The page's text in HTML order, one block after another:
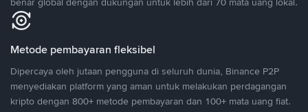
Metode pembayaran fleksibel
Dipercaya oleh jutaan pengguna di seluruh dunia, Binance P2P
menyediakan platform yang aman untuk melakukan perdagangan
kripto dengan 800+ metode pembayaran dan 100+ mata uang fiat.